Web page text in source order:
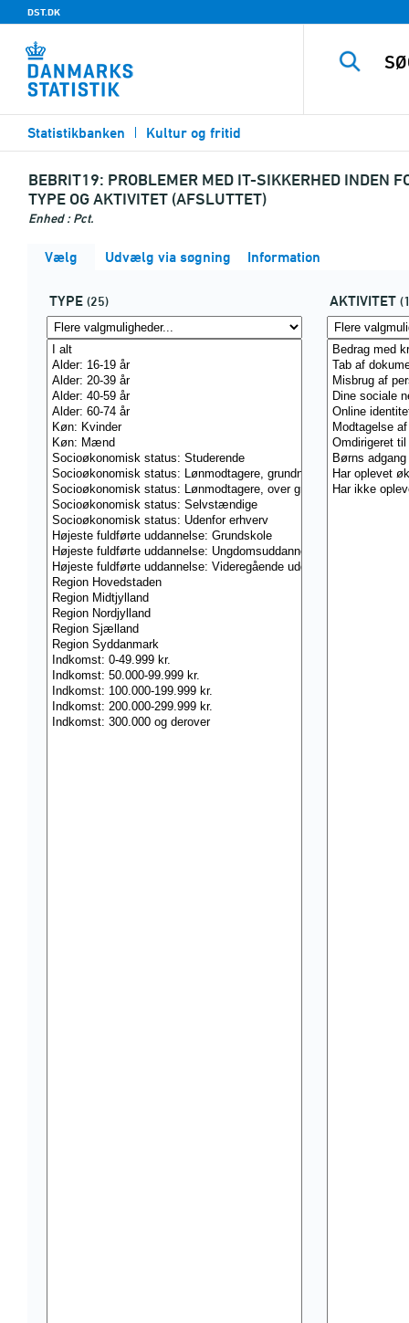
DST.DK
Statistikbanken Kultur og fritid
BEBRIT19: PROBLEMER MED IT-SIKKERHED INDEN
TYPE OG AKTIVITET (AFSLUTTET)
Enhed : Pct.
Vælg Udvælg via søgning Information
TYPE (25) AKTIVITET